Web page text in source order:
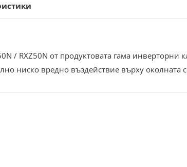
/ RXZ50N от продуктовата гама
ниско вредно въздействие върху околната